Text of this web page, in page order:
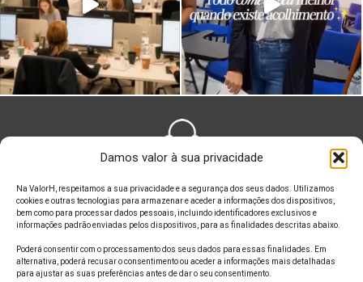
Damos valor à sua privacidade
Na ValorH, respeitamos a sua privacidade e a segurança dos seus dados. Utilizamos
cookies e outras tecnologias para armazenar e aceder a informações dos dispositivos,
bem como para processar dados pessoais, incluindo identificadores exclusivos e
informações padrão enviadas pelos dispositivos, para as finalidades descritas abaixo.
Poderá consentir com o processamento dos seus dados para essas finalidades. Em
alternativa, poderá recusar o consentimento ou aceder a informações mais detalhadas
para ajustar as suas preferências antes de dar o seu consentimento.
ONDE ESTAMOS